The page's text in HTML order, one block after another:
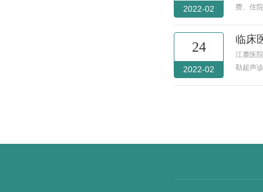
2022-02
费、住
24
2022-02
临床
江麓医
勒超声